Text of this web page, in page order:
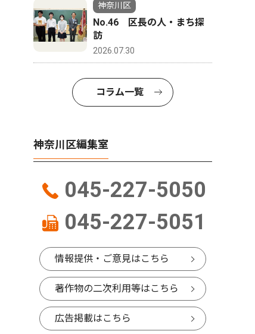
神奈川区
No.46 区長の人・まち探
訪
2026.07.30
コラム一覧
神奈川区編集室
045-227-5050
045-227-5051
情報提供・ご意見はこちら
著作物の二次利用等はこちら
広告掲載はこちら